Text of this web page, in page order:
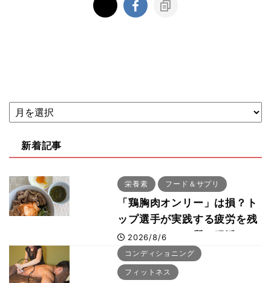
新着記事
栄養素 フード＆サプリ
「鶏胸肉オンリー」は損？ト
ップ選手が実践する疲労を残
さないタンパク質＆腸活コン
ボ
2026/8/6
コンディショニング
フィットネス